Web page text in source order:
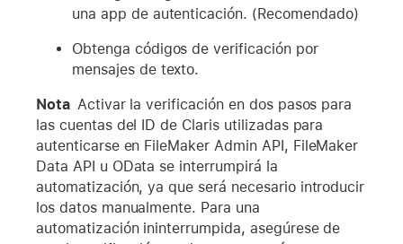
una app de autenticación. (Recomendado)
Obtenga códigos de verificación por
mensajes de texto.
Nota Activar la verificación en dos pasos para
las cuentas del ID de Claris utilizadas para
autenticarse en FileMaker Admin API, FileMaker
Data API u OData se interrumpirá la
automatización, ya que será necesario introducir
los datos manualmente. Para una
automatización ininterrumpida, asegúrese de